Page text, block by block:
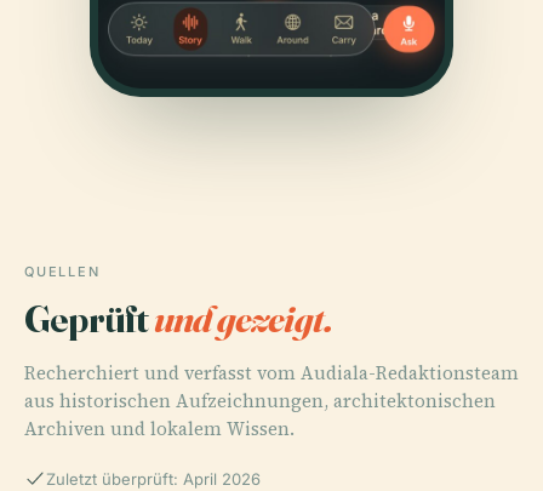
QUELLEN
Geprüftund gezeigt.
Recherchiert und verfasst vom Audiala-Redaktionsteam
aus historischen Aufzeichnungen, architektonischen
Archiven und lokalem Wissen.
Zuletzt überprüft: April 2026